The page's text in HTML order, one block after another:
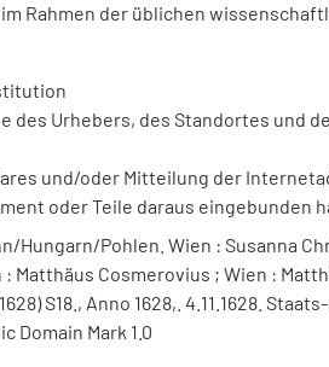
Rahmen der üblichen
des Urhebers, des Standortes und
und/oder Mitteilung der
oder Teile daraus eingebunden
Hungarn/Pohlen. Wien : Susanna
Matthäus Cosmerovius ; Wien :
S18., Anno 1628,. 4.11.1628.
Domain Mark 1.0